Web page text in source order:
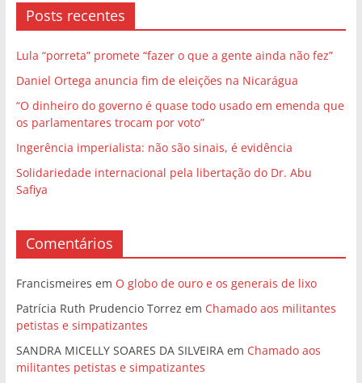
Posts recentes
Lula “porreta” promete “fazer o que a gente ainda não fez”
Daniel Ortega anuncia fim de eleições na Nicarágua
“O dinheiro do governo é quase todo usado em emenda que
os parlamentares trocam por voto”
Ingerência imperialista: não são sinais, é evidência
Solidariedade internacional pela libertação do Dr. Abu
Safiya
Comentários
Francismeires em O globo de ouro e os generais de lixo
Patrícia Ruth Prudencio Torrez em Chamado aos militantes
petistas e simpatizantes
SANDRA MICELLY SOARES DA SILVEIRAem Chamado aos
militantes petistas e simpatizantes